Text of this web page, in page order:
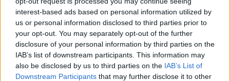
interest-based ads based on personal information utilized by
us or personal information disclosed to third parties prior to
your opt-out. You may separately opt-out of the further
disclosure of your personal information by third parties on the
IAB’s list of downstream participants. This information may
also be disclosed by us to third parties on the IAB’s List of
Downstream Participants that may further disclose it to other
πρωινή ζώνη του Σαββατοκύριακου - Το
ξεκαρδιστικό τρέιλερ
Το «Καλημέρα Είπαμε;» επιστρέφει για
δεύτερη σεζόν μέσα από τη συχνότητα της
ΕΡΤ